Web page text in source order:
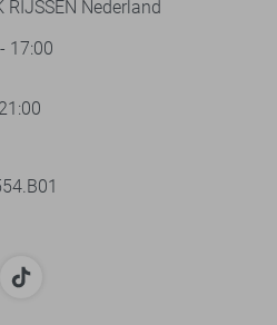
Nederland
17:00